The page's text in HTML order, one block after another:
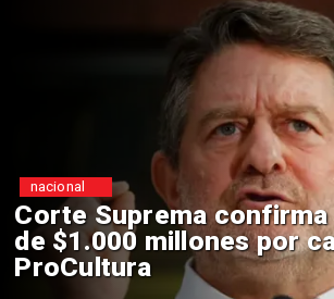
Codelco suspende
construcción de Andes
en El Teniente por
sísmicos
nacional